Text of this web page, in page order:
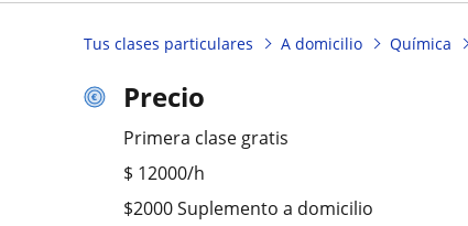
Tus clases particulares A domicilio Química
Precio
Primera clase gratis
$ 12000/h
$2000 Suplemento a domicilio